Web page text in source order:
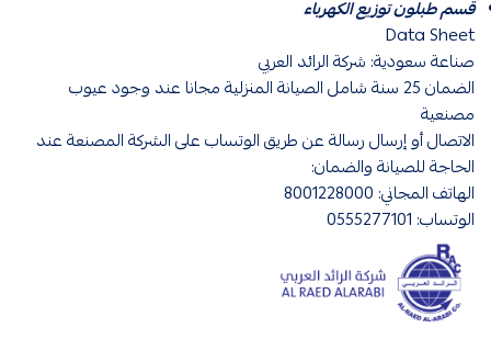
قسم طبلون توزيع الكهرباء
Data Sheet
صناعة سعودية: شركة الرائد العربي
الضمان 25 سنة شامل الصيانة المنزلية مجانا عند وجود عيوب
مصنعية
الاتصال أو إرسال رسالة عن طريق الوتساب على الشركة المصنعة عند
الحاجة للصيانة والضمان:
الهاتف المجاني: 8001228000
الوتساب: 0555277101